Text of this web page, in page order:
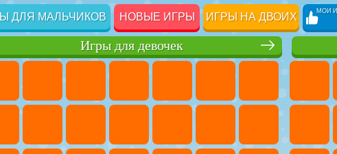
ДЛЯ МАЛЬЧИКОВ НОВЫЕ ИГРЫ ИГРЫ НА ДВОИХ МОИ
Игры для девочек